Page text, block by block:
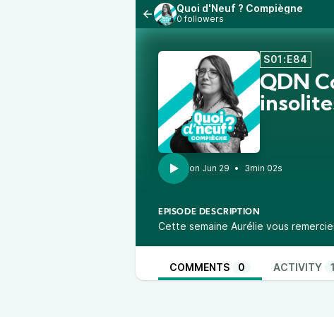
Quoi d'Neuf ? Compiègne
0 followers
S01:E84
QDN
• 3min 02s
EPISODE DESCRIPTION
Cette semaine Aurélie vous
COMMENTS 0 ACTIVITY 1